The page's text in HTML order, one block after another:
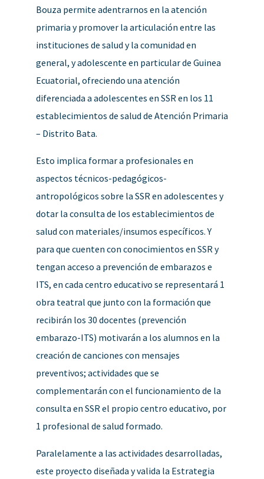
Bouza permite adentrarnos en la atención
primaria y promover la articulación entre las
instituciones de salud y la comunidad en
general, y adolescente en particular de Guinea
Ecuatorial, ofreciendo una atención
diferenciada a adolescentes en SSR en los 11
establecimientos de salud de Atención Primaria
– Distrito Bata.
Esto implica formar a profesionales en
aspectos técnicos-pedagógicos-
antropológicos sobre la SSR en adolescentes y
dotar la consulta de los establecimientos de
salud con materiales/insumos específicos. Y
para que cuenten con conocimientos en SSR y
tengan acceso a prevención de embarazos e
ITS, en cada centro educativo se representará 1
obra teatral que junto con la formación que
recibirán los 30 docentes (prevención
embarazo-ITS) motivarán a los alumnos en la
creación de canciones con mensajes
preventivos; actividades que se
complementarán con el funcionamiento de la
consulta en SSR el propio centro educativo, por
1 profesional de salud formado.
Paralelamente a las actividades desarrolladas,
este proyecto diseñada y valida la Estrategia